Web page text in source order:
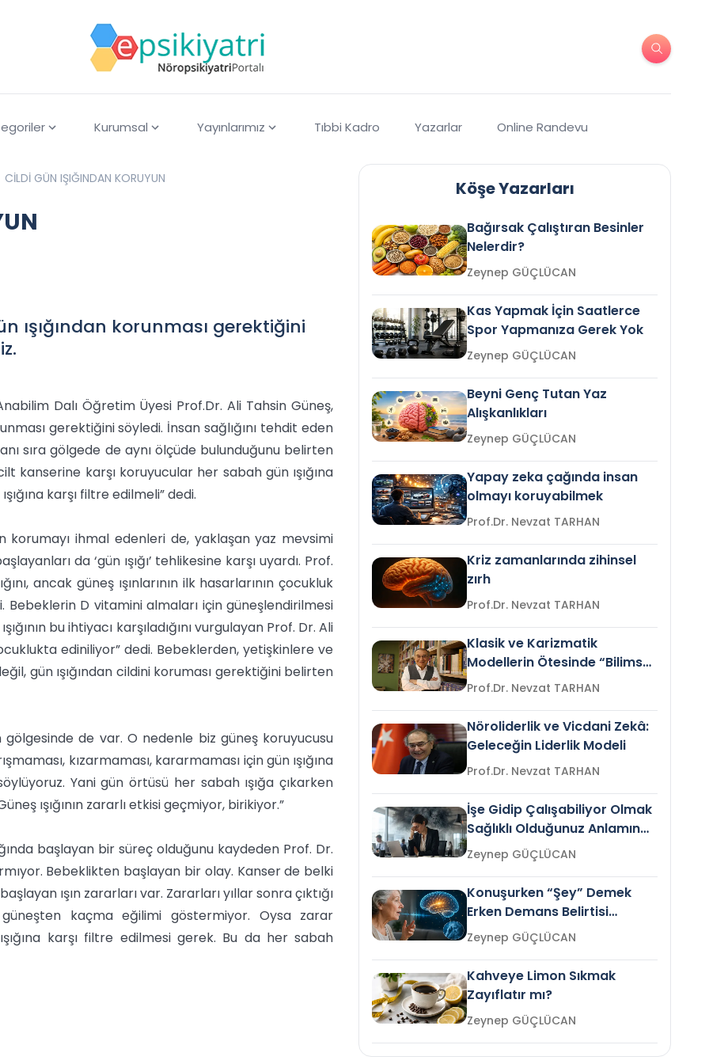
Kurumsal Yayınlarımız Tıbbi Kadro Yazarlar Online Randevu
CİLDİ GÜN IŞIĞINDAN KORUYUN
ışığından korunması gerektiğini
Dalı Öğretim Üyesi Prof.Dr. Ali Tahsin Güneş,
gerektiğini söyledi. İnsan sağlığını tehdit eden
sıra gölgede de aynı ölçüde bulunduğunu belirten
kanserine karşı koruyucular her sabah gün ışığına
karşı filtre edilmeli” dedi.
korumayı ihmal edenleri de, yaklaşan yaz mevsimi
da ‘gün ışığı’ tehlikesine karşı uyardı. Prof.
ancak güneş ışınlarının ilk hasarlarının çocukluk
D vitamini almaları için güneşlendirilmesi
bu ihtiyacı karşıladığını vurgulayan Prof. Dr. Ali
ediniliyor” dedi. Bebeklerden, yetişkinlere ve
gün ışığından cildini koruması gerektiğini belirten
gölgesinde de var. O nedenle biz güneş koruyucusu
kızarmaması, kararmaması için gün ışığına
Yani gün örtüsü her sabah ışığa çıkarken
ışığının zararlı etkisi geçmiyor, birikiyor.”
başlayan bir süreç olduğunu kaydeden Prof. Dr.
Bebeklikten başlayan bir olay. Kanser de belki
ışın zararları var. Zararları yıllar sonra çıktığı
kaçma eğilimi göstermiyor. Oysa zarar
karşı filtre edilmesi gerek. Bu da her sabah
Köşe Yazarları
Bağırsak Çalıştıran Besinler
Nelerdir?
Zeynep GÜÇLÜCAN
Kas Yapmak İçin Saatlerce
Spor Yapmanıza Gerek Yok
Zeynep GÜÇLÜCAN
Beyni Genç Tutan Yaz
Alışkanlıkları
Zeynep GÜÇLÜCAN
Yapay zeka çağında insan
olmayı koruyabilmek
Prof.Dr. Nevzat TARHAN
Kriz zamanlarında zihinsel
zırh
Prof.Dr. Nevzat TARHAN
Klasik ve Karizmatik
Modellerin Ötesinde “Bilimsel
Liderlik”
Prof.Dr. Nevzat TARHAN
Nöroliderlik ve Vicdani Zekâ:
Geleceğin Liderlik Modeli
Prof.Dr. Nevzat TARHAN
İşe Gidip Çalışabiliyor Olmak
Sağlıklı Olduğunuz Anlamına
Gelir mi?Zeynep GÜÇLÜCAN
Konuşurken “Şey” Demek
Erken Demans Belirtisi
Olabilir mi?Zeynep GÜÇLÜCAN
Kahveye Limon Sıkmak
Zayıflatır mı?
Zeynep GÜÇLÜCAN